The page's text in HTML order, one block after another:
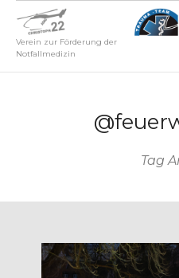
Verein zur Förderung der
Notfallmedizin
Tag